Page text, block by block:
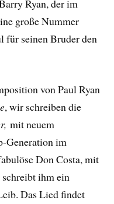
Ryan, der im
große Nummer
für seinen Bruder den
von Paul Ryan
, wir schreiben die
mit neuem
Generation im
Don Costa, mit
ihm ein
Das Lied findet